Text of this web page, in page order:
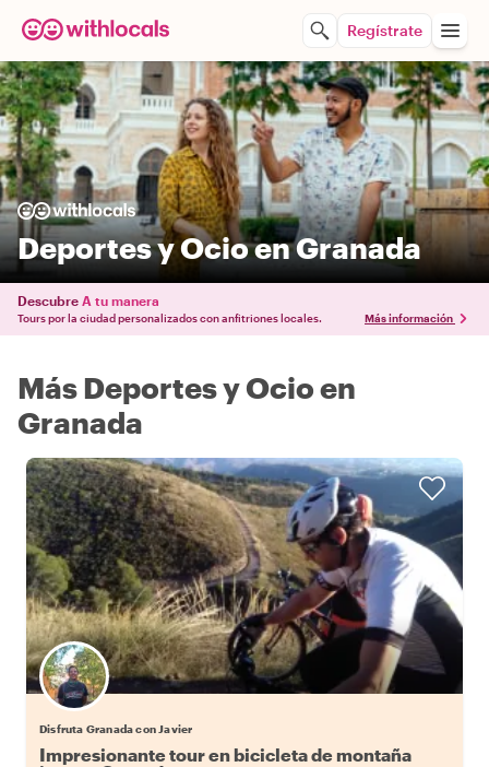
Regístrate
Deportes y Ocio en Granada
Descubre A tu manera
Tours por la ciudad personalizados con anfitriones locales. Más información
Más Deportes y Ocio en
Granada
Disfruta Granada con Javier
Impresionante tour en bicicleta de montaña